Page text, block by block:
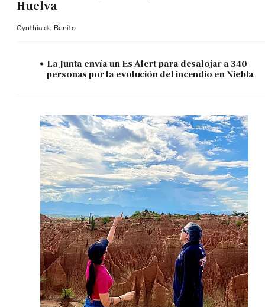
Huelva
Cynthia de Benito
La Junta envía un Es-Alert para desalojar a 340
personas por la evolución del incendio en Niebla